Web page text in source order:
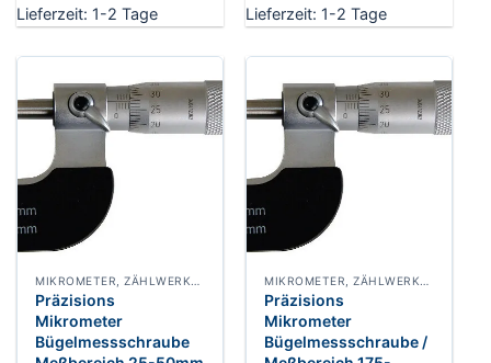
Lieferzeit: 1-2 Tage Lieferzeit: 1-2 Tage
Präzisions
Mikrometer
Bügelmessschraube
Präzisions
Mikrometer
Bügelmessschraube /